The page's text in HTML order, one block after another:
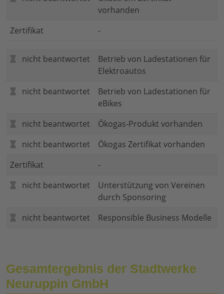
vorhanden
Zertifikat
-
nicht beantwortet
Betrieb von Ladestationen für
Elektroautos
nicht beantwortet
Betrieb von Ladestationen für
eBikes
nicht beantwortet
Ökogas-Produkt vorhanden
nicht beantwortet
Ökogas Zertifikat vorhanden
Zertifikat
-
nicht beantwortet
Unterstützung von Vereinen
durch Sponsoring
nicht beantwortet
Responsible Business Modelle
Gesamtergebnis der Stadtwerke
Neuruppin GmbH